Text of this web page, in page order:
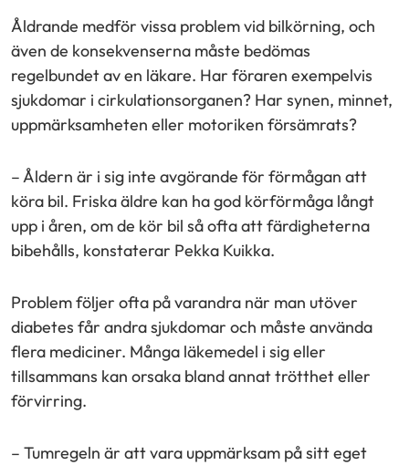
Åldrande medför vissa problem vid bilkörning, och
även de konsekvenserna måste bedömas
regelbundet av en läkare. Har föraren exempelvis
sjukdomar i cirkulationsorganen? Har synen, minnet,
uppmärksamheten eller motoriken försämrats?
– Åldern är i sig inte avgörande för förmågan att
köra bil. Friska äldre kan ha god körförmåga långt
upp i åren, om de kör bil så ofta att färdigheterna
bibehålls, konstaterar Pekka Kuikka.
Problem följer ofta på varandra när man utöver
diabetes får andra sjukdomar och måste använda
flera mediciner. Många läkemedel i sig eller
tillsammans kan orsaka bland annat trötthet eller
förvirring.
– Tumregeln är att vara uppmärksam på sitt eget